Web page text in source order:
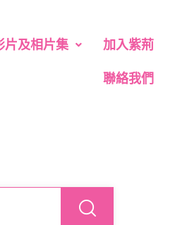
片及相片集 加入紫荊
聯絡我們